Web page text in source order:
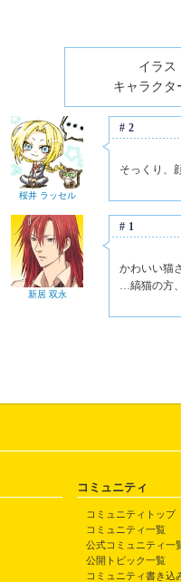
イラス
キャラクタ
桜井 ラッセル
#2
そっくり、
新居 双永
#1
かわいい猫
…縞猫の方
コミュニティ
コミュニティトップ
コミュニティ一覧
公式コミュニティ一
公開トピック一覧
コミュニティ書き込